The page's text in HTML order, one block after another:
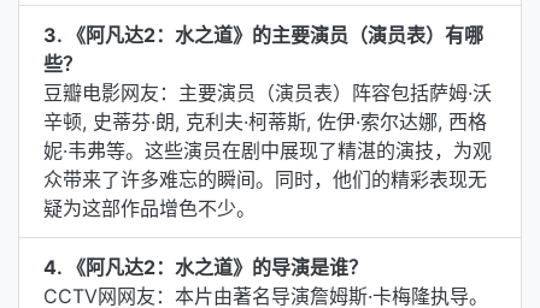
3. 《阿凡达2：水之道》的主要演员（演员表）有哪
些？
豆瓣电影网友：主要演员（演员表）阵容包括萨姆·沃
辛顿, 史蒂芬·朗, 克利夫·柯蒂斯, 佐伊·索尔达娜, 西格
妮·韦弗等。这些演员在剧中展现了精湛的演技，为观
众带来了许多难忘的瞬间。同时，他们的精彩表现无
疑为这部作品增色不少。
4. 《阿凡达2：水之道》的导演是谁？
CCTV网网友：本片由著名导演詹姆斯·卡梅隆执导。